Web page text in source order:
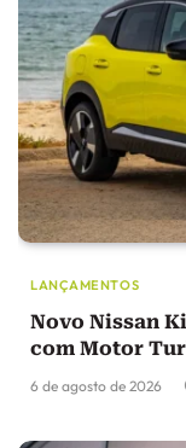
LANÇAMENTOS
Novo Nissan
com Motor
6 de agosto de 2026